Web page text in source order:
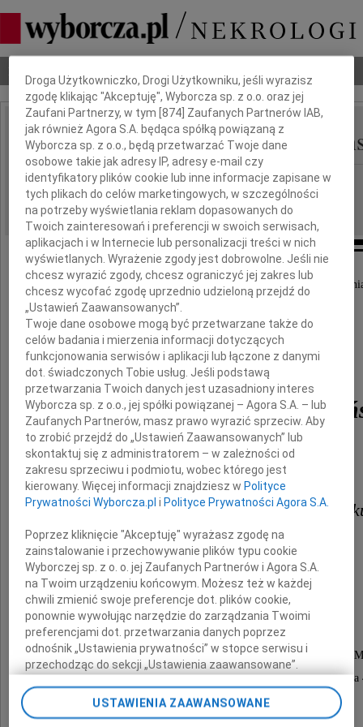
IMIĘ I NAZWISKO: Magdalena Polak-
REGION: Warszawa
DATA EMISJI: 22.05.2026
Z bólem i smutkiem żegnamy naszą kochaną i
Magdalenę Polak-
Była mądra, dobra i dzielna.
Już nam Jej brak.
Wujkowi Ksaweremu, Filipowi i
oraz Ich Bliskim
serdecznie współczujemy.
Magda, Wojtek, Jaś i Ania z rodzinami
Dnia 9 czerwca o godz.18.00, w miesiąc po śmierci
w Kościele pod wezwaniem Św. Teresy, ul. Tamka
zostanie odprawiona Msza Św. w Jej intencji.
Dbamy o Twoją prywatność
Droga Użytkowniczko, Drogi Użytkowniku, jeśli wyrazisz
zgodę klikając "Akceptuję", Wyborcza sp. z o.o. oraz jej
Zaufani Partnerzy, w tym [874] Zaufanych Partnerów IAB,
jak również Agora S.A. będąca spółką powiązaną z
Wyborcza sp. z o.o., będą przetwarzać Twoje dane
osobowe takie jak adresy IP, adresy e-mail czy
identyfikatory plików cookie lub inne informacje zapisane w
tych plikach do celów marketingowych, w szczególności
na potrzeby wyświetlania reklam dopasowanych do
Twoich zainteresowań i preferencji w swoich serwisach,
aplikacjach i w Internecie lub personalizacji treści w nich
wyświetlanych. Wyrażenie zgody jest dobrowolne. Jeśli nie
chcesz wyrazić zgody, chcesz ograniczyć jej zakres lub
chcesz wycofać zgodę uprzednio udzieloną przejdź do
„Ustawień Zaawansowanych”.
Twoje dane osobowe mogą być przetwarzane także do
celów badania i mierzenia informacji dotyczących
funkcjonowania serwisów i aplikacji lub łączone z danymi
dot. świadczonych Tobie usług. Jeśli podstawą
przetwarzania Twoich danych jest uzasadniony interes
Wyborcza sp. z o.o., jej spółki powiązanej – Agora S.A. – lub
Zaufanych Partnerów, masz prawo wyrazić sprzeciw. Aby
to zrobić przejdź do „Ustawień Zaawansowanych” lub
skontaktuj się z administratorem – w zależności od
zakresu sprzeciwu i podmiotu, wobec którego jest
kierowany. Więcej informacji znajdziesz wPolityce
Prywatności Wyborcza.pl iPolityce Prywatności Agora S.A.
Poprzez kliknięcie "Akceptuję" wyrażasz zgodę na
zainstalowanie i przechowywanie plików typu cookie
Wyborczej sp. z o. o. jej Zaufanych Partnerów i Agora S.A.
na Twoim urządzeniu końcowym. Możesz też w każdej
chwili zmienić swoje preferencje dot. plików cookie,
ponownie wywołując narzędzie do zarządzania Twoimi
preferencjami dot. przetwarzania danych poprzez
odnośnik „Ustawienia prywatności” w stopce serwisu i
przechodząc do sekcji „Ustawienia zaawansowane”.
pomocą ustawień przeglądarki.
USTAWIENIA ZAAWANSOWANE